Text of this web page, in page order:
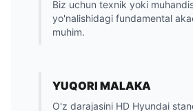
Biz uchun texnik yoki
yo'nalishidagi fundamental
muhim.
YUQORI MALAKA
O'z darajasini HD Hyundai